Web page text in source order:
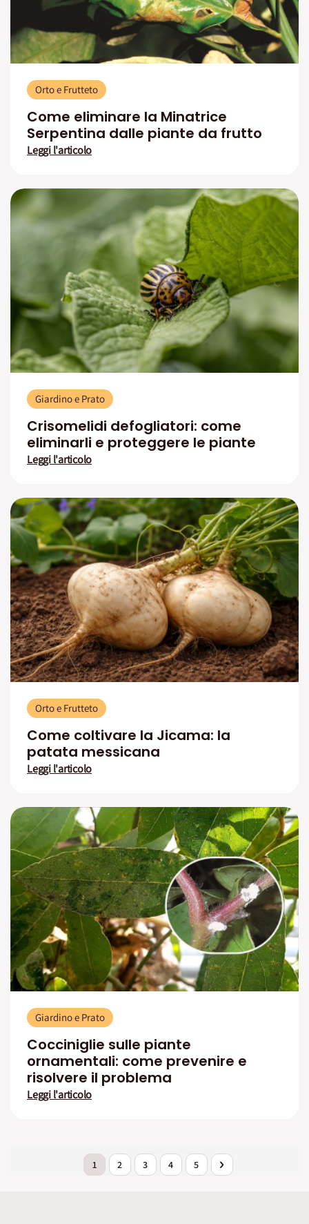
Orto e Frutteto
Come eliminare la Minatrice
Serpentina dalle piante da frutto
Leggi l'articolo
Giardino e Prato
Crisomelidi defogliatori: come
eliminarli e proteggere le piante
Leggi l'articolo
Orto e Frutteto
Come coltivare la Jicama: la
patata messicana
Leggi l'articolo
Giardino e Prato
Cocciniglie sulle piante
ornamentali: come prevenire e
risolvere il problema
Leggi l'articolo
PaginaAttualmente stai leggendo la pagina
1 Pagina
2 Pagina
3 Pagina
4 Pagina
5 Pagina
Successivo